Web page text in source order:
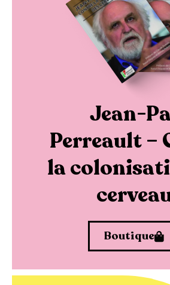
Jean-
Perreault –
la
Boutique